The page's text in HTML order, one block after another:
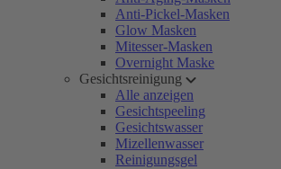
Anti-Pickel-Masken
Glow Masken
Mitesser-Masken
Overnight Maske
Gesichtsreinigung
Alle anzeigen
Gesichtspeeling
Gesichtswasser
Mizellenwasser
Reinigungsgel